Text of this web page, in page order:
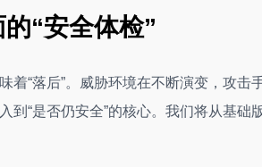
“安全体检”
着“落后”。威胁环境在不断演变，攻
到“是否仍安全”的核心。我们将从基